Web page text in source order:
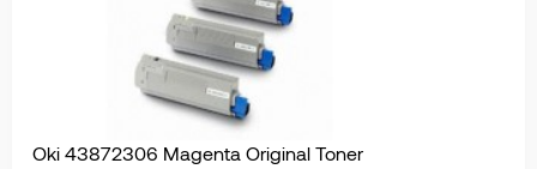
Oki 43872306 Magenta Original Toner